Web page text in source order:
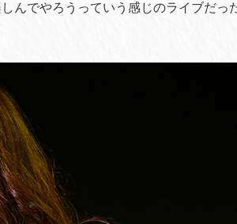
んでやろうっていう感じのライブだっ